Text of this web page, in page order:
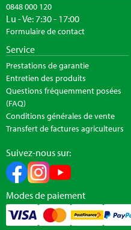
0848 000 120
Lu - Ve: 7:30 - 17:00
Formulaire de contact
Service
Prestations de garantie
Entretien des produits
Questions fréquemment posées
(FAQ)
Conditions générales de vente
Transfert de factures agriculteurs
Suivez-nous sur:
Modes de paiement